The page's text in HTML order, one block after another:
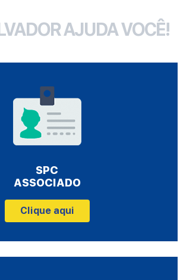
AJUDA VOCÊ!
SPC
ASSOCIADO
Clique aqui